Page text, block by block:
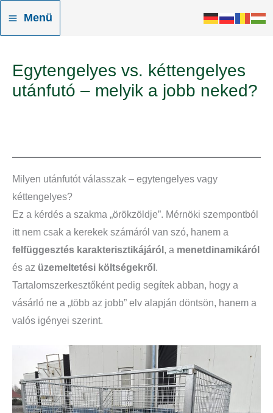
Menü
Egytengelyes vs. kéttengelyes
utánfutó – melyik a jobb neked?
Milyen utánfutót válasszak – egytengelyes vagy
kéttengelyes?
Ez a kérdés a szakma „örökzöldje”. Mérnöki szempontból
itt nem csak a kerekek számáról van szó, hanem a
felfüggesztés karakterisztikájáról , a menetdinamikáról
és az üzemeltetési költségekről .
Tartalomszerkesztőként pedig segítek abban, hogy a
vásárló ne a „több az jobb” elv alapján döntsön, hanem a
valós igényei szerint.